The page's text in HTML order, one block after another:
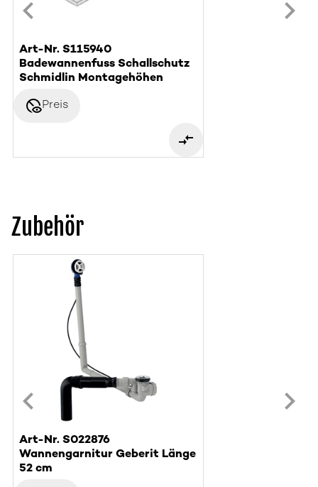
Art-Nr. S115940
Badewannenfuss Schallschutz
Schmidlin Montagehöhen
disabled_visiblePreis
Zubehör
Art-Nr. S022876
Wannengarnitur Geberit Länge
52 cm